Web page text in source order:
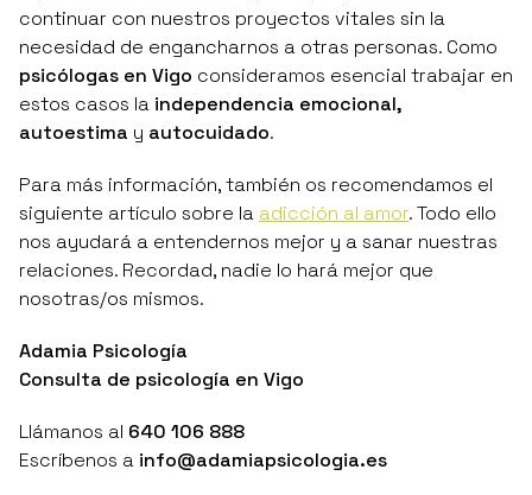
continuar con nuestros proyectos vitales sin la
necesidad de engancharnos a otras personas. Como
psicólogas en Vigo consideramos esencial trabajar en
estos casos la independencia emocional,
autoestima y autocuidado.
Para más información, también os recomendamos el
siguiente artículo sobre la adicción al amor. Todo ello
nos ayudará a entendernos mejor y a sanar nuestras
relaciones. Recordad, nadie lo hará mejor que
nosotras/os mismos.
Adamia Psicología
Consulta de psicología en Vigo
Llámanos al 640 106 888
Escríbenos a info@adamiapsicologia.es